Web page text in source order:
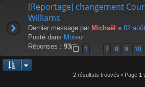
[Reportage] changement
Williams
Dernier message par Michaël « 02
Posté dans Moteur
Réponses : 93 1 … 7 8 9 10
2 résultats trouvés • Page 1